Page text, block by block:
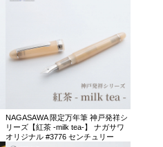
NAGASAWA 限定万年筆 神戸発祥シ
リーズ【紅茶 -milk tea-】 ナガサワ
オリジナル #3776 センチュリー